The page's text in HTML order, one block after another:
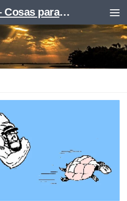
Miguel Espinaco – Cosas para leer